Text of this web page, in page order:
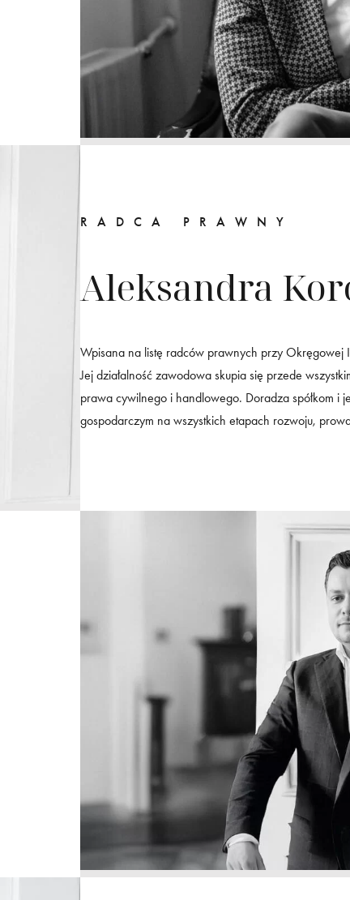
RADCA PRAWNY
Aleksandra
Wpisana na listę radców prawnych przy Okręgowej
Jej działalność zawodowa skupia się przede
prawa cywilnego i handlowego. Doradza spółkom i
gospodarczym na wszystkich etapach rozwoju,